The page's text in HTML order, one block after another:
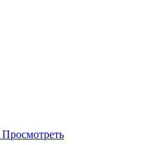
Просмотреть